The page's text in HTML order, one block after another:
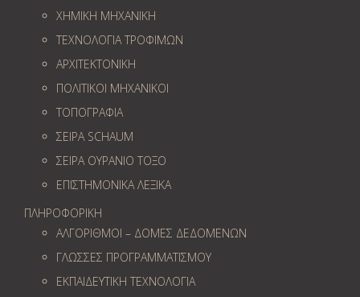
ΧΗΜΙΚΗ ΜΗΧΑΝΙΚΗ
ΤΕΧΝΟΛΟΓΙΑ ΤΡΟΦΙΜΩΝ
ΑΡΧΙΤΕΚΤΟΝΙΚΗ
ΠΟΛΙΤΙΚΟΙ ΜΗΧΑΝΙΚΟΙ
ΤΟΠΟΓΡΑΦΙΑ
ΣΕΙΡΑ SCHAUM
ΣΕΙΡΑ ΟΥΡΑΝΙΟ ΤΟΞΟ
ΕΠΙΣΤΗΜΟΝΙΚΑ ΛΕΞΙΚΑ
ΠΛΗΡΟΦΟΡΙΚΗ
ΑΛΓΟΡΙΘΜΟΙ – ΔΟΜΕΣ ΔΕΔΟΜΕΝΩΝ
ΓΛΩΣΣΕΣ ΠΡΟΓΡΑΜΜΑΤΙΣΜΟΥ
ΕΚΠΑΙΔΕΥΤΙΚΗ ΤΕΧΝΟΛΟΓΙΑ